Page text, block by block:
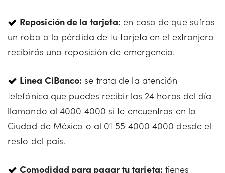
Reposición de la tarjeta: en caso de que sufras
un robo o la pérdida de tu tarjeta en el extranjero
recibirás una reposición de emergencia.
Línea CiBanco: se trata de la atención
telefónica que puedes recibir las 24 horas del día
llamando al 4000 4000 si te encuentras en la
Ciudad de México o al 01 55 4000 4000 desde el
resto del país.
Comodidad para pagar tu tarjeta: tienes